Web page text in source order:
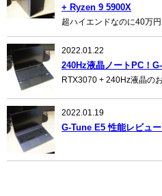
+ Ryzen 9 5900X
超ハイエンドなのに40万円
2022.01.22
240Hz液晶ノートPC！
RTX3070 + 240Hz液晶の
2022.01.19
G-Tune E5 性能レビュ